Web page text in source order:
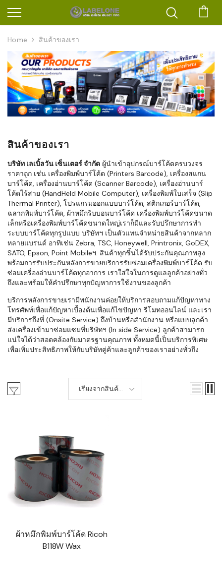
Home สินค้าของเรา
สินค้าของเรา
บริษัท เลเบิ้ลวัน เซ็นเตอร์ จำกัด ผู้นำเข้าอุปกรณ์บาร์โค้ดครบวงจร
ราคาถูก เช่น เครื่องพิมพ์บาร์โค้ด (Printers Barcode), เครื่องสแกน
บาร์โค้ด, เครื่องอ่านบาร์โค้ด (Scanner Barcode), เครื่องอ่านบาร์
โค้ดไร้สาย (HandHeld Mobile Computer), เครื่องพิมพ์ใบเสร็จ (Slip
Thermal Printer), โปรแกรมออกแบบบาร์โค้ด, สติกเกอร์บาร์โค้ด,
ฉลากพิมพ์บาร์โค้ด, ผ้าหมึกริบบอนบาร์โค้ด เครื่องพิมพ์บาร์โค้ดขนาด
เล็กหรือเครื่องพิมพ์บาร์โค้ดขนาดใหญ่เราก็มีและรับปรึกษาการทำ
ระบบบาร์โค้ดทุกรูปแบบ บริษัทฯ เป็นตัวแทนจำหน่ายสินค้าจากหลาก
หลายแบรนด์ อาทิเช่น Zebra, TSC, Honeywell, Printronix, GoDEX,
SATO, Epson, Point Mobileฯ. สินค้าทุกชิ้นได้รับประกันคุณภาพสูง
พร้อมการรับประกันหลังการขายบริการรับซ่อมเครื่องพิมพ์บาร์โค้ด รับ
ซ่อมเครื่องอ่านบาร์โค้ดทุกอาการ เราใส่ใจในการดูแลลูกค้าอย่างทั่ว
ถึงและพร้อมให้คำปรึกษาทุกปัญหาการใช้งานของลูกค้า
บริการหลังการขายเรามีพนักงานค่อยให้บริการสอบถามแก้ปัญหาทาง
โทรศัพท์เพื่อแก้ปัญหาเบื้องต้นเพื่อแก้ไขปัญหา รีโมทออนไลน์ และเรา
มีบริการถึงที่ (Onsite Service) ถึงบ้านหรือสำนักงาน หรือแบบลูกค้า
ส่งเครื่องเข้ามาซ่อมแซมที่บริษัทฯ (In side Service) ลูกค้าสามารถ
แน่ใจได้ว่าสอดคล้องกับมาตรฐานคุณภาพ ทั้งหมดนี้เป็นบริการพิเศษ
เพื่อเพิ่มประสิทธิภาพให้กับบริษัทคู่ค้าและลูกค้าของเราอย่างทั่วถึง
เรียงจากสินค้า
ใหม่-เก่า
ผ้าหมึกพิมพ์บาร์โค้ด Ricoh
B118W Wax